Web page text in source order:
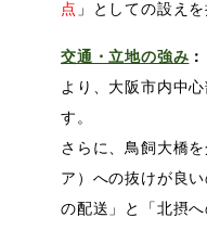
点 」としての設え
交通・立地の強み ：
より、大阪市内中
す。
さらに、鳥飼大橋
ア）への抜けが良
の配送」と「北摂